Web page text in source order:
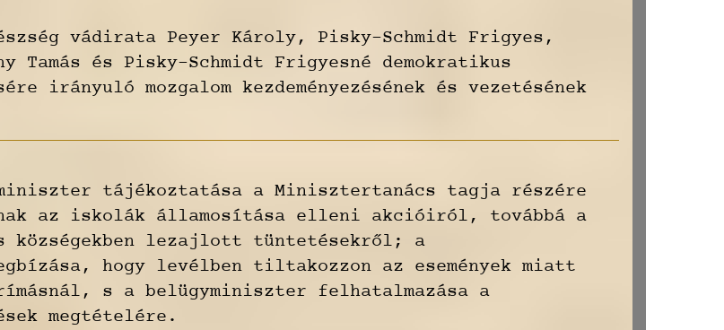
vádirata Peyer Károly, Pisky-Schmidt Frigyes,
Tamás és Pisky-Schmidt Frigyesné demokratikus
irányuló mozgalom kezdeményezésének és vezetésének
tájékoztatása a Minisztertanács tagja részére
az iskolák államosítása elleni akcióiról, továbbá a
községekben lezajlott tüntetésekről; a
hogy levélben tiltakozzon az események miatt
s a belügyminiszter felhatalmazása a
megtételére.